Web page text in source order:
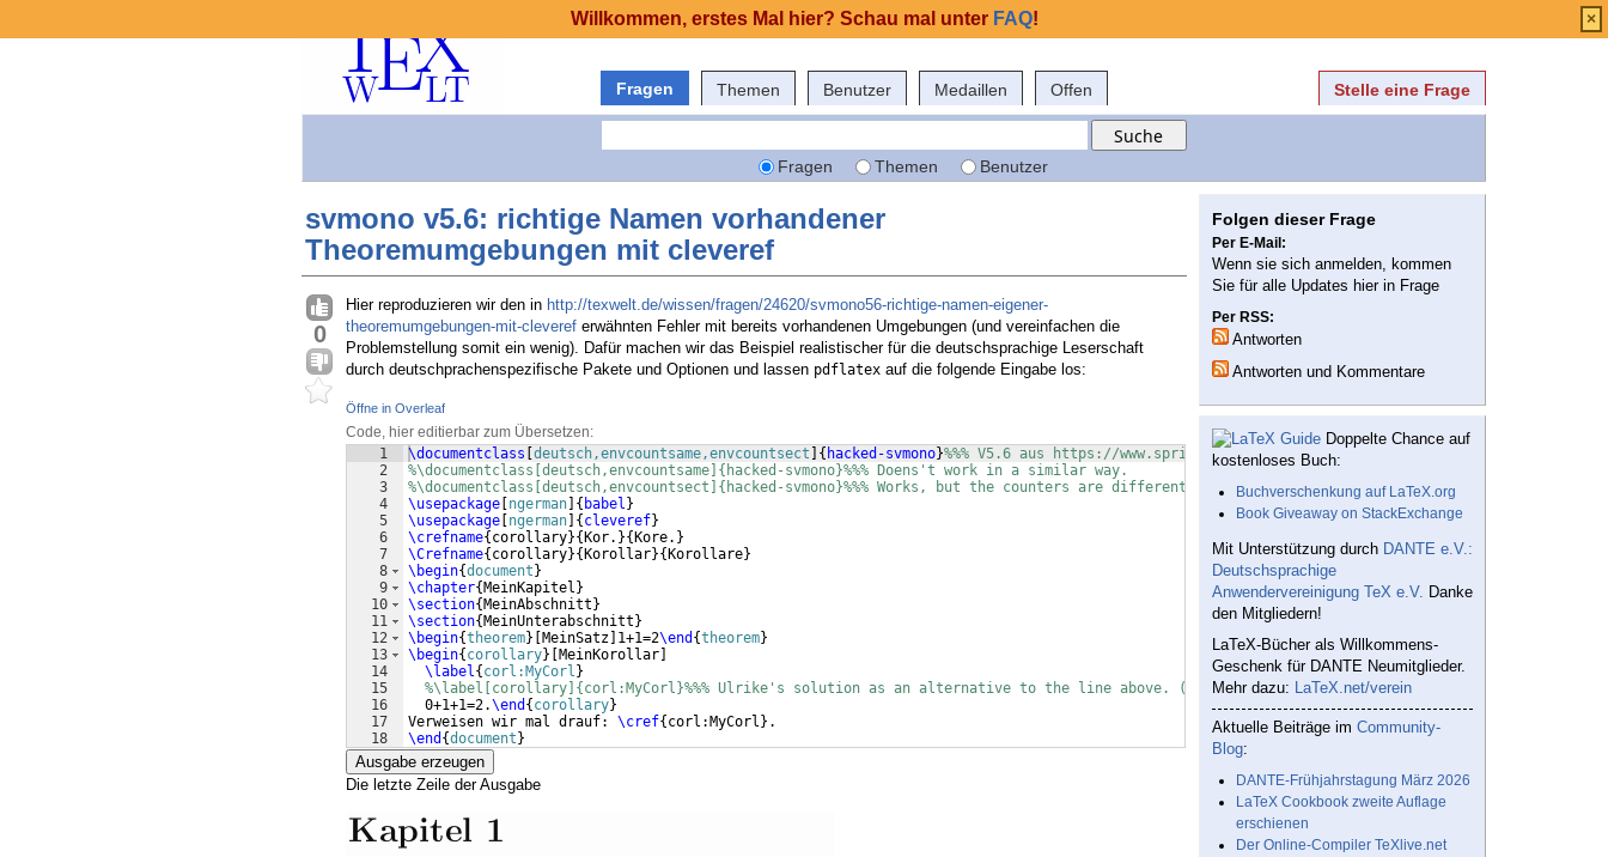
Fragen Themen Benutzer Medaillen Offen Stelle eine Frage
Fragen Themen Benutzer
svmono v5.6: richtige Namen vorhandener
Theoremumgebungen mit cleveref
0
Hier reproduzieren wir den in http://texwelt.de/wissen/fragen/24620/svmono56-richtige-namen-eigener-
theoremumgebungen-mit-cleveref erwähnten Fehler mit bereits vorhandenen Umgebungen (und vereinfachen die
Problemstellung somit ein wenig). Dafür machen wir das Beispiel realistischer für die deutschsprachige Leserschaft
durch deutschprachenspezifische Pakete und Optionen und lassen pdflatex auf die folgende Eingabe los:
Öffne in Overleaf
Code, hier editierbar zum Übersetzen:
1
2
3
4
5
6
7
8
9
10
11
12
13
14
15
16
17
18
\documentclass deutsch,envcountsame,envcountsect { hacked-svmono}%%% V5.6 aus https://www.springer.com/gp/authors-editors/book-authors-
%\documentclass[deutsch,envcountsame]{hacked-svmono}%%% Doens't work in a similar way.
%\documentclass[deutsch,envcountsect]{hacked-svmono}%%% Works, but the counters are different.
\usepackage ngerman { babel }
\usepackage ngerman { cleveref}
\crefname{ corollary}{ Kor. }{ Kore. }
\Crefname{ corollary}{ Korollar}{ Korollare}
\begin{document }
\chapter{ MeinKapitel }
\section{ MeinAbschnitt }
\section{ MeinUnterabschnitt }
\begin{theorem} MeinSatz 1+1=2\end {theorem}
\begin{ corollary} MeinKorollar
\label{ corl:MyCorl }
%\label[corollary]{corl:MyCorl}%%% Ulrike's solution as an alternative to the line above. (It works but is less automatic than we wish it to
  0+1+1=2.
\end { corollary}
Verweisen wir mal drauf: \cref{ corl:MyCorl } .
\end {document }
Ausgabe erzeugen
Die letzte Zeile der Ausgabe
Folgen dieser Frage
Per E-Mail:
Wenn sie sich anmelden, kommen
Sie für alle Updates hier in Frage
Per RSS:
Antworten
Antworten und Kommentare
Doppelte Chance auf
kostenloses Buch:
Buchverschenkung auf LaTeX.org
Book Giveaway on StackExchange
Mit Unterstützung durch DANTE e.V.:
Deutschsprachige
Anwendervereinigung TeX e.V. Danke
den Mitgliedern!
LaTeX-Bücher als Willkommens-
Geschenk für DANTE Neumitglieder.
Mehr dazu: LaTeX.net/verein
Aktuelle Beiträge im Community-
Blog:
DANTE-Frühjahrstagung März 2026
LaTeX Cookbook zweite Auflage
erschienen
Der Online-Compiler TeXlive.net
Willkommen, erstes Mal hier? Schau mal unter FAQ! ×